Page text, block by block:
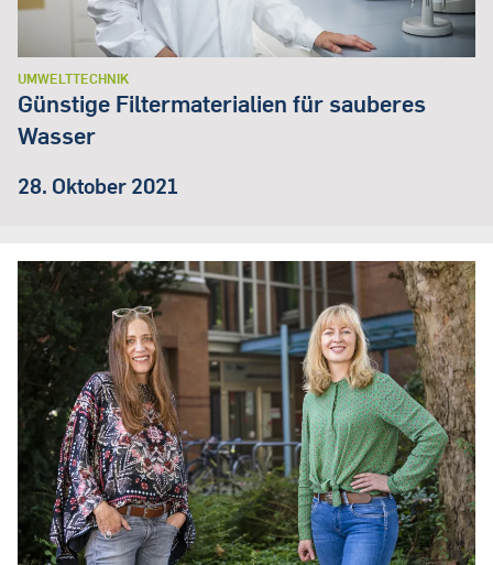
UMWELTTECHNIK
Günstige Filtermaterialien für sauberes
Wasser
28. Oktober 2021